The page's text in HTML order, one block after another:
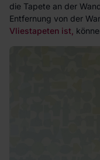
die Tapete an der
Entfernung von der
Vliestapeten ist,